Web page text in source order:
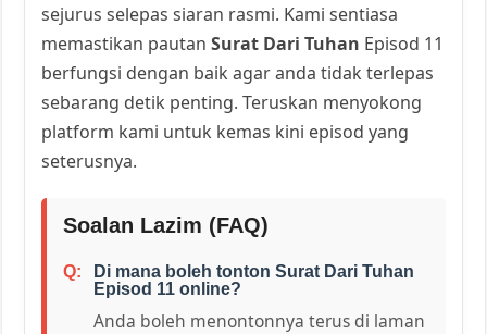
sejurus selepas siaran rasmi. Kami sentiasa
memastikan pautanSurat Dari Tuhan Episod 11
berfungsi dengan baik agar anda tidak terlepas
sebarang detik penting. Teruskan menyokong
platform kami untuk kemas kini episod yang
seterusnya.
Soalan Lazim (FAQ)
Di mana boleh tonton Surat Dari Tuhan
Episod 11 online?
Anda boleh menontonnya terus di laman